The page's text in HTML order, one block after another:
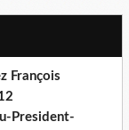
François
President-